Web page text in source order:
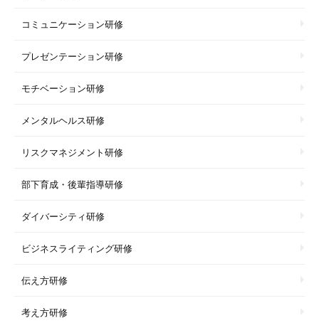
コミュニケーション研修
プレゼンテーション研修
モチベーション研修
メンタルヘルス研修
リスクマネジメント研修
部下育成・後輩指導研修
ダイバーシティ研修
ビジネスライティング研修
伝え方研修
考え方研修